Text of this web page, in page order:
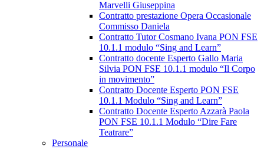
Marvelli Giuseppina
Contratto prestazione Opera Occasionale
Commisso Daniela
Contratto Tutor Cosmano Ivana PON FSE
10.1.1 modulo “Sing and Learn”
Contratto docente Esperto Gallo Maria
Silvia PON FSE 10.1.1 modulo “Il Corpo
in movimento”
Contratto Docente Esperto PON FSE
10.1.1 Modulo “Sing and Learn”
Contratto Docente Esperto Azzarà Paola
PON FSE 10.1.1 Modulo “Dire Fare
Teatrare”
Personale